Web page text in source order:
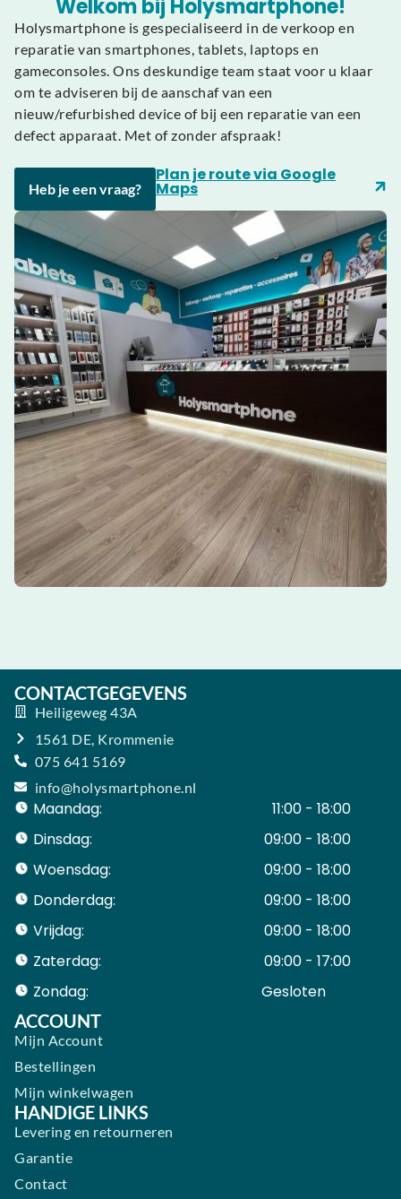
Welkom bij Holysmartphone!
Holysmartphone is gespecialiseerd in de verkoop en
reparatie van smartphones, tablets, laptops en
gameconsoles. Ons deskundige team staat voor u klaar
om te adviseren bij de aanschaf van een
nieuw/refurbished device of bij een reparatie van een
defect apparaat. Met of zonder afspraak!
Heb je een vraag?
Plan je route via Google
Maps
CONTACTGEGEVENS
Heiligeweg 43A
1561 DE, Krommenie
075 641 5169
info@holysmartphone.nl
Maandag:
11:00 - 18:00
Dinsdag:
09:00 - 18:00
Woensdag:
09:00 - 18:00
Donderdag:
09:00 - 18:00
Vrijdag:
09:00 - 18:00
Zaterdag:
09:00 - 17:00
Zondag:
Gesloten ​ ​ ​ ​ ​ ​ ​
ACCOUNT
Mijn Account
Bestellingen
Mijn winkelwagen
HANDIGE LINKS
Levering en retourneren
Garantie
Contact